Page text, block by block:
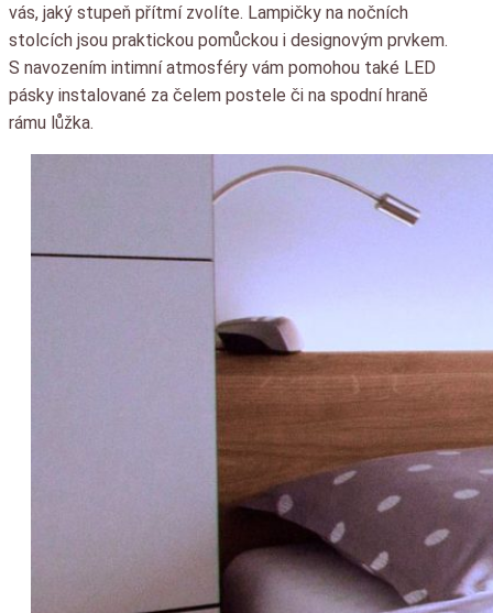
vás, jaký stupeň přítmí zvolíte. Lampičky na nočních
stolcích jsou praktickou pomůckou i designovým prvkem.
S navozením intimní atmosféry vám pomohou také LED
pásky instalované za čelem postele či na spodní hraně
rámu lůžka.